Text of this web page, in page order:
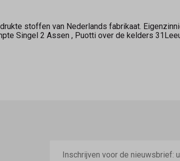
stoffen van Nederlands fabrikaat.
Singel 2 Assen , Puotti over de kelders
mailadres